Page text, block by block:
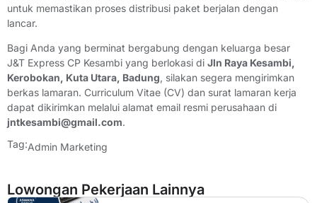
untuk memastikan proses distribusi paket berjalan dengan
lancar.
Bagi Anda yang berminat bergabung dengan keluarga besar
J&T Express CP Kesambi yang berlokasi di Jln Raya Kesambi,
Kerobokan, Kuta Utara, Badung, silakan segera mengirimkan
berkas lamaran. Curriculum Vitae (CV) dan surat lamaran kerja
dapat dikirimkan melalui alamat email resmi perusahaan di
jntkesambi@gmail.com.
Tag:Admin Marketing
Lowongan Pekerjaan Lainnya